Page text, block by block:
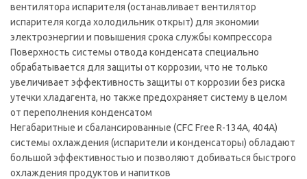
вентилятора испарителя (останавливает вентилятор
испарителя когда холодильник открыт) для экономии
электроэнергии и повышения срока службы компрессора
Поверхность системы отвода конденсата специально
обрабатывается для защиты от коррозии, что не только
увеличивает эффективность защиты от коррозии без риска
утечки хладагента, но также предохраняет систему в целом
от переполнения конденсатом
Негабаритные и сбалансированные (CFC Free R-134A, 404A)
системы охлаждения (испарители и конденсаторы) обладают
большой эффективностью и позволяют добиваться быстрого
охлаждения продуктов и напитков